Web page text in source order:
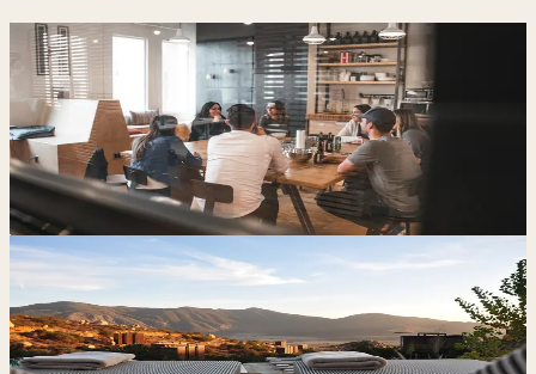
Blog 7 min di lettura
Come gli Hotel Indipendenti Possono Ridurre la
Dipendenza dalle OTA e Aumentare le Prenotazioni
Dirette
Blog 6 min di lettura
Perché i Piccoli Hotel e le Guest House Dovrebbero
Concentrarsi sulle Prenotazioni Dirette